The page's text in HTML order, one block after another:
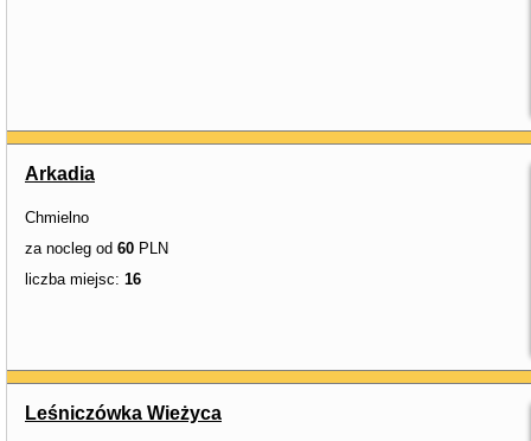
Arkadia
Chmielno
za nocleg od 60 PLN
liczba miejsc: 16
Leśniczówka Wieżyca